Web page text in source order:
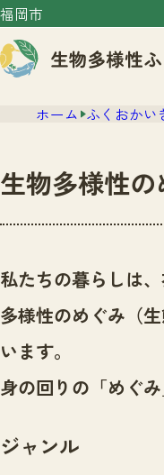
福岡市
センター紹
センター紹
サイトポリ
ニュース
いきものガ
いきものガ
生物多様性
イベント
調査レポート
ホーム ふくおかい
生物多様性
私たちの暮らしは
多様性のめぐみ（
います。
身の回りの「めぐ
ジャンル